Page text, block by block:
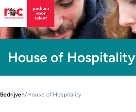
House of Hospitality
Bedrijven/House of Hospitality